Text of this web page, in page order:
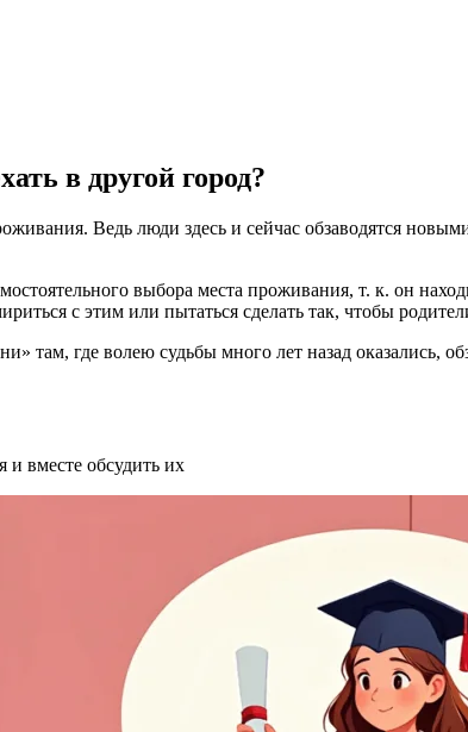
в другой город?
Ведь люди здесь и сейчас обзаводятся
выбора места проживания, т. к. он
с этим или пытаться сделать так, чтобы
там, где волею судьбы много лет назад оказались,
и вместе обсудить их